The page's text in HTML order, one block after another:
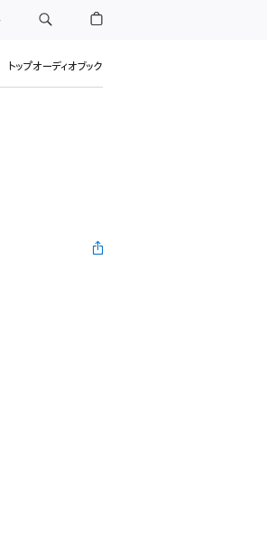
トップオーディオブック